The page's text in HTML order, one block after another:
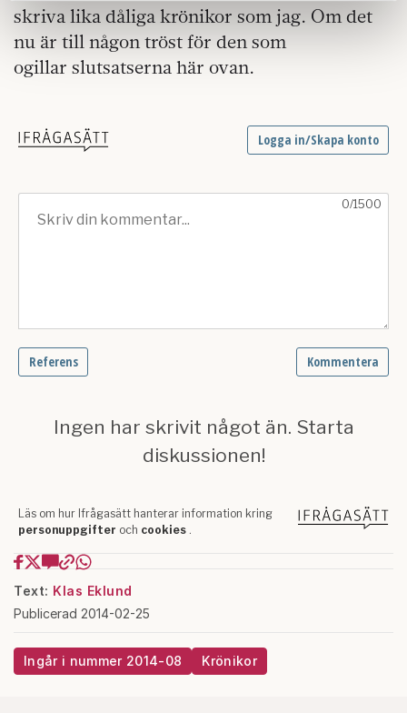
Dessa kan i sin tur kombinera informationen med annan
information som du har tillhandahållit eller som de har
samlat in när du har använt deras tjänster.
Om du vill läsa mer om hur vi hanterar personuppgifter
skriva lika dåliga krönikor som jag. Om det
nu är till någon tröst för den som
ogillar slutsatserna här ovan.
Text: Klas Eklund
Publicerad 2014-02-25
Ingår i nummer 2014-08 Krönikor